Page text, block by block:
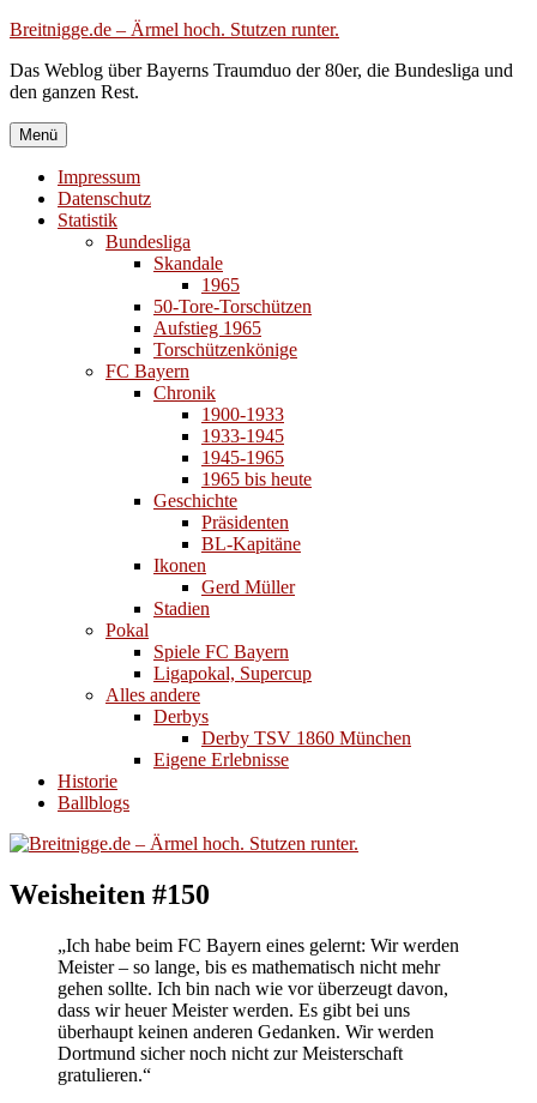
Zum
springen
Breitnigge.de – Ärmel hoch. Stutzen runter.
Das Weblog über Bayerns Traumduo der 80er, die Bundesliga und
den ganzen Rest.
Menü
Impressum
Datenschutz
Statistik
Bundesliga
Skandale
1965
50-Tore-Torschützen
Aufstieg 1965
Torschützenkönige
FC Bayern
Chronik
1900-1933
1933-1945
1945-1965
1965 bis heute
Geschichte
Präsidenten
BL-Kapitäne
Ikonen
Gerd Müller
Stadien
Pokal
Spiele FC Bayern
Ligapokal, Supercup
Alles andere
Derbys
Derby TSV 1860 München
Eigene Erlebnisse
Historie
Ballblogs
Weisheiten #150
„Ich habe beim FC Bayern eines gelernt: Wir werden
Meister – so lange, bis es mathematisch nicht mehr
gehen sollte. Ich bin nach wie vor überzeugt davon,
dass wir heuer Meister werden. Es gibt bei uns
überhaupt keinen anderen Gedanken. Wir werden
Dortmund sicher noch nicht zur Meisterschaft
gratulieren.“